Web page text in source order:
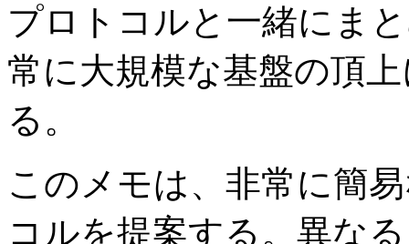
プロトコルと一緒にま
常に大規模な基盤の頂
る。
このメモは、非常に簡
コルを提案する。異な